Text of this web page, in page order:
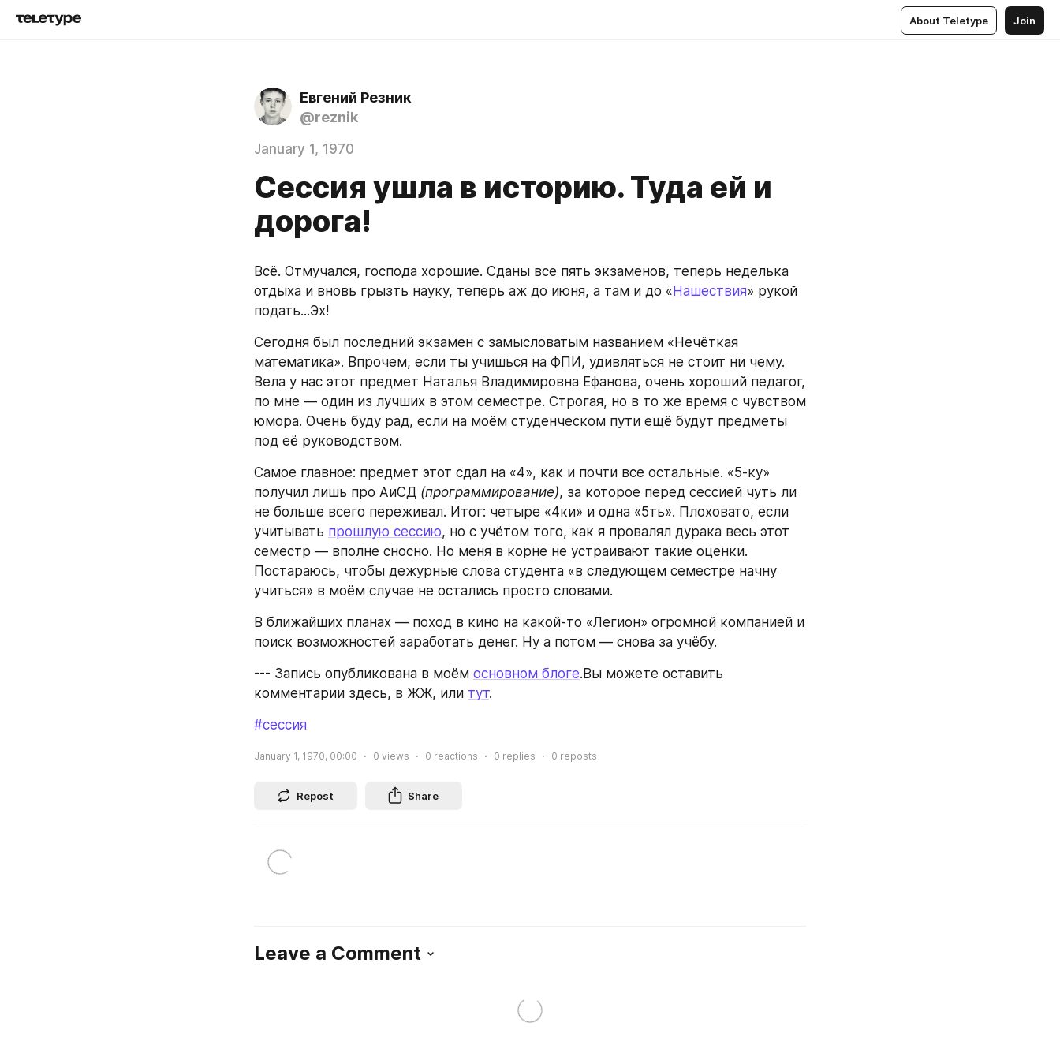
About Teletype Join
Евгений Резник
@reznik
January 1, 1970
Сессия ушла в историю. Туда ей и
дорога!
Всё. Отмучался, господа хорошие. Сданы все пять экзаменов, теперь неделька
отдыха и вновь грызть науку, теперь аж до июня, а там и до « Нашествия» рукой
подать...Эх!
Сегодня был последний экзамен с замысловатым названием «Нечёткая
математика». Впрочем, если ты учишься на ФПИ, удивляться не стоит ни чему.
Вела у нас этот предмет Наталья Владимировна Ефанова, очень хороший педагог,
по мне — один из лучших в этом семестре. Строгая, но в то же время с чувством
юмора. Очень буду рад, если на моём студенческом пути ещё будут предметы
под её руководством.
Самое главное: предмет этот сдал на «4», как и почти все остальные. «5-ку»
получил лишь про АиСД (программирование), за которое перед сессией чуть ли
не больше всего переживал. Итог: четыре «4ки» и одна «5ть». Плоховато, если
учитывать прошлую сессию, но с учётом того, как я провалял дурака весь этот
семестр — вполне сносно. Но меня в корне не устраивают такие оценки.
Постараюсь, чтобы дежурные слова студента «в следующем семестре начну
учиться» в моём случае не остались просто словами.
В ближайших планах — поход в кино на какой-то «Легион» огромной компанией и
поиск возможностей заработать денег. Ну а потом — снова за учёбу.
--- Запись опубликована в моём основном блоге.Вы можете оставить
комментарии здесь, в ЖЖ, или тут.
#сессия
January 1, 1970, 00:00 0 views 0 reactions 0 replies 0 reposts
Repost Share
Leave a Comment